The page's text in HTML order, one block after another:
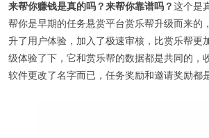
来帮你赚钱是真的吗？来帮你靠谱吗？这个是
帮你是早期的任务悬赏平台赏乐帮升级而来的
升了用户体验，加入了极速审核，比赏乐帮更
级体验了下，它和赏乐帮的数据都是共同的，
软件更改了名字而已，任务奖励和邀请奖励都